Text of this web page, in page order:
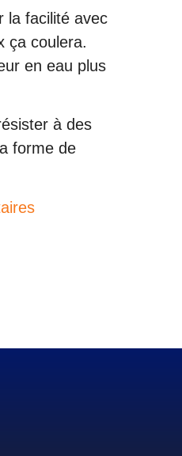
la facilité avec
ça coulera.
en eau plus
à des
forme de